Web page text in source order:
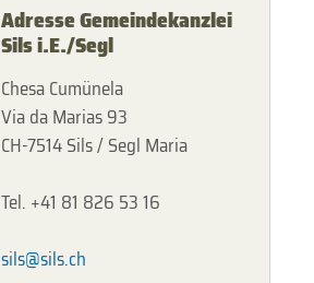
Adresse Gemeindekanzlei
Sils i.E./Segl
Chesa Cumünela
Via da Marias 93
CH-7514 Sils / Segl Maria
Tel. +41 81 826 53 16
sils@sils.ch